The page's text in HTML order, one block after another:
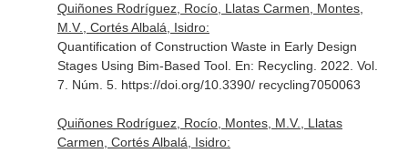
Quiñones Rodríguez, Rocío, Llatas Carmen, Montes,
M.V., Cortés Albalá, Isidro:
Quantification of Construction Waste in Early Design
Stages Using Bim-Based Tool. En: Recycling . 2022. Vol.
7. Núm. 5. https://doi.org/10.3390/ recycling7050063
Quiñones Rodríguez, Rocío, Montes, M.V., Llatas
Carmen, Cortés Albalá, Isidro: